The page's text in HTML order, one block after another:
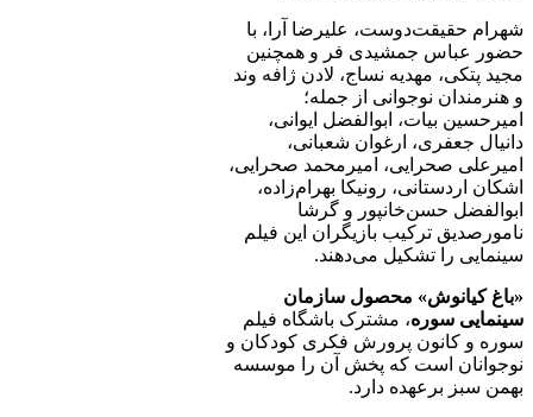
شهرام حقیقت‌دوست، علیرضا آرا، با
حضور عباس جمشیدی فر و همچنین
مجید پتکی، مهدیه نساج، لادن ژافه وند
و هنرمندان نوجوانی از جمله؛
امیرحسین بیات، ابوالفضل ایوانی،
دانیال جعفری، ارغوان شعبانی،
امیرعلی صحرایی، امیرمحمد صحرایی،
اشکان اردستانی، رونیکا بهرام‌زاده،
ابوالفضل حسن‌خانپور و گرشا
نامورصدیق ترکیب بازیگران این فیلم
سینمایی را تشکیل می‌دهند.
«باغ کیانوش» محصول سازمان
سینمایی سوره، مشترک باشگاه فیلم
سوره و کانون پرورش فکری کودکان و
نوجوانان است که پخش آن را موسسه
بهمن سبز برعهده دارد.